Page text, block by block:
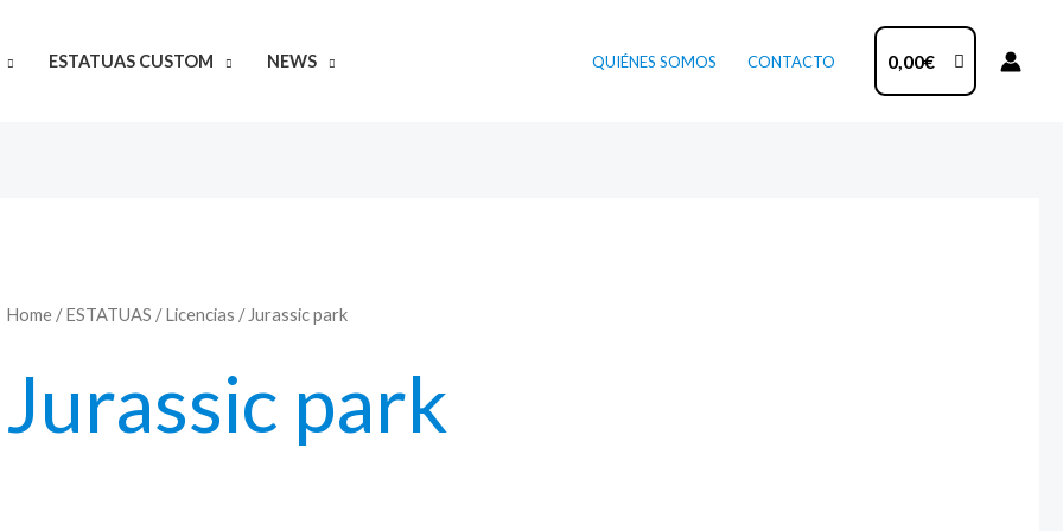
ESTATUAS CUSTOM NEWS QUIÉNES SOMOS CONTACTO 0,00€
Home/ESTATUAS /Licencias / Jurassic park
Jurassic park